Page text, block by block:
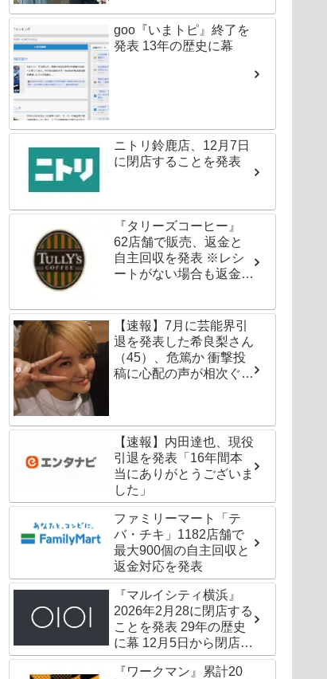
goo『いまトピ』終了を
発表 13年の歴史に幕
ニトリ鈴鹿店、12月7日
に閉店することを発表
『タリーズコーヒー』
62店舗で販売、返金と
自主回収を発表 ※レシ
ートがない場合も返金対
【速報】7月に芸能界引
退を発表した希良梨さん
（45）、危篤か 衝撃投
稿に心配の声が相次ぐ
【速報】内田達也、現役
引退を発表「16年間本
当にありがとうございま
した」
ファミリーマート「テ
バ・チキ」1182店舗で
最大900個の自主回収と
返金対応を発表
『マルイシティ横浜』
2026年2月28に閉店する
ことを発表 29年の歴史
に幕 12月5日から閉店セ
ールも
『ワークマン』累計20